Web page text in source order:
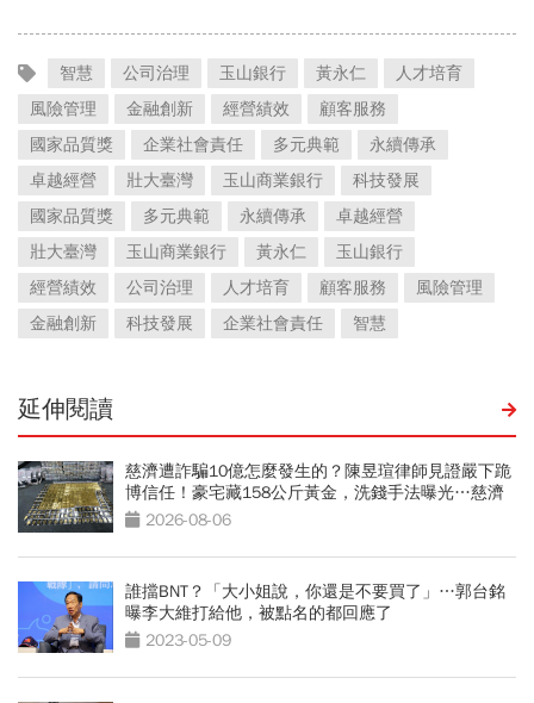
智慧 公司治理 玉山銀行 黃永仁
人才培育
風險管理
金融創新 經營績效
顧客服務
國家品質獎
企業社會責任 多元典範
永續傳承
卓越經營
壯大臺灣 玉山商業銀行
科技發展
國家品質獎
多元典範 永續傳承
卓越經營
壯大臺灣
玉山商業銀行 黃永仁
玉山銀行
經營績效
公司治理 人才培育 顧客服務
風險管理
金融創新
科技發展 企業社會責任 智慧
延伸閱讀
慈濟遭詐騙10億怎麼發生的？陳昱瑄律師見證嚴下跪
博信任！豪宅藏158公斤黃金，洗錢手法曝光…慈濟
回應了
2026-08-06
誰擋BNT？「大小姐說，你還是不要買了」…郭台銘
曝李大維打給他，被點名的都回應了
2023-05-09